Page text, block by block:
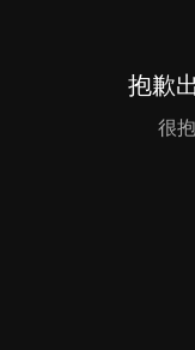
抱歉
很